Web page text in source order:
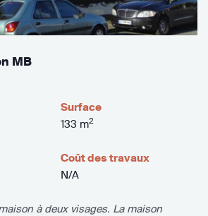
MB
Surface
133 m2
Coût des travaux
N/A
à deux visages. La maison